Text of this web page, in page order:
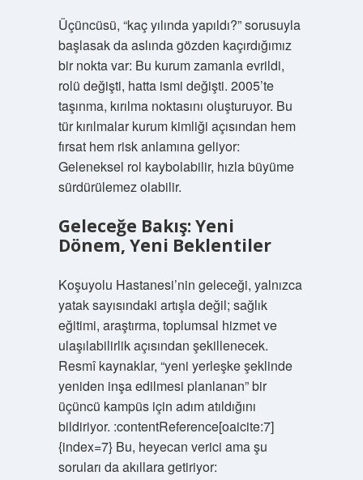
Üçüncüsü, “kaç yılında yapıldı?” sorusuyla
başlasak da aslında gözden kaçırdığımız
bir nokta var: Bu kurum zamanla evrildi,
rolü değişti, hatta ismi değişti. 2005’te
taşınma, kırılma noktasını oluşturuyor. Bu
tür kırılmalar kurum kimliği açısından hem
fırsat hem risk anlamına geliyor:
Geleneksel rol kaybolabilir, hızla büyüme
sürdürülemez olabilir.
Geleceğe Bakış: Yeni
Dönem, Yeni Beklentiler
Koşuyolu Hastanesi’nin geleceği, yalnızca
yatak sayısındaki artışla değil; sağlık
eğitimi, araştırma, toplumsal hizmet ve
ulaşılabilirlik açısından şekillenecek.
Resmî kaynaklar, “yeni yerleşke şeklinde
yeniden inşa edilmesi planlanan” bir
üçüncü kampüs için adım atıldığını
bildiriyor. :contentReference[oaicite:7]
{index=7} Bu, heyecan verici ama şu
soruları da akıllara getiriyor: